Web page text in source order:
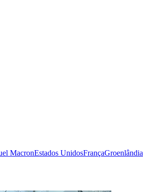
MacronEstados UnidosFrançaGroenlândia